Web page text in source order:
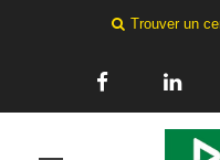
Trouver un